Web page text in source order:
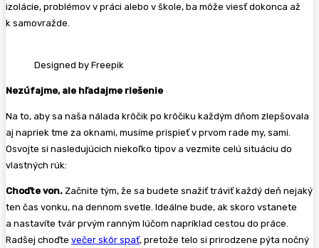
izolácie, problémov v práci alebo v škole, ba môže viesť dokonca až
k samovražde.
Designed by Freepik
Nezúfajme, ale hľadajme riešenie
Na to, aby sa naša nálada krôčik po krôčiku každým dňom zlepšovala
aj napriek tme za oknami, musíme prispieť v prvom rade my, sami.
Osvojte si nasledujúcich niekoľko tipov a vezmite celú situáciu do
vlastných rúk:
Choďte von. Začnite tým, že sa budete snažiť tráviť každý deň nejaký
ten čas vonku, na dennom svetle. Ideálne bude, ak skoro vstanete
a nastavíte tvár prvým ranným lúčom napríklad cestou do práce.
Radšej choďte večer skôr spať, pretože telo si prirodzene pýta nočný